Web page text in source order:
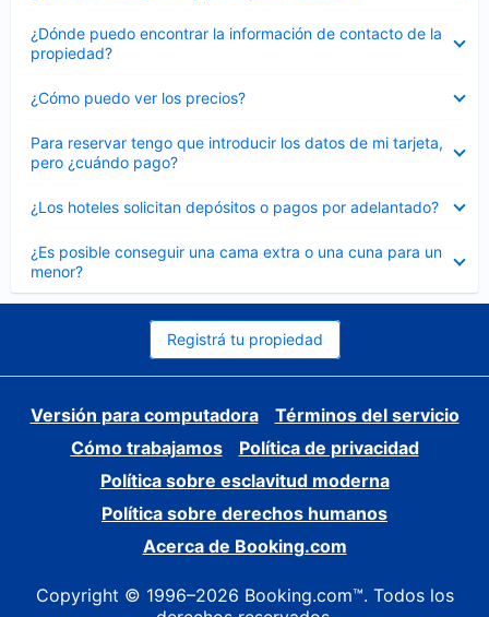
¿Dónde puedo encontrar la información de contacto de la
propiedad?
cerrado
¿Cómo puedo ver los precios?
cerrado
Para reservar tengo que introducir los datos de mi tarjeta,
pero ¿cuándo pago?
cerrado
¿Los hoteles solicitan depósitos o pagos por adelantado?
cerrado
¿Es posible conseguir una cama extra o una cuna para un
menor?
cerrado
Registrá tu propiedad
Versión para computadora
Términos del servicio
Cómo trabajamos
Política de privacidad
Política sobre esclavitud moderna
Política sobre derechos humanos
Acerca de Booking.com
Copyright © 1996–2026 Booking.com™. Todos los